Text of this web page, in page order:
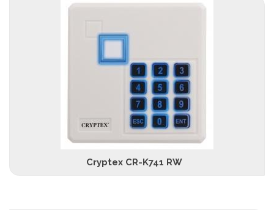
Cryptex CR-K741 RW